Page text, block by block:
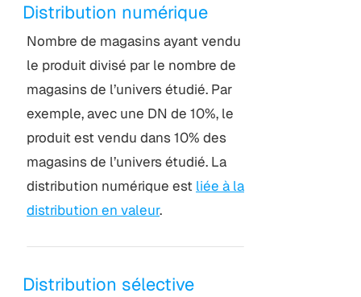
Distribution numérique
Nombre de magasins ayant vendu
le produit divisé par le nombre de
magasins de l’univers étudié. Par
exemple, avec une DN de 10%, le
produit est vendu dans 10% des
magasins de l’univers étudié. La
distribution numérique est liée à la
distribution en valeur.
Distribution sélective